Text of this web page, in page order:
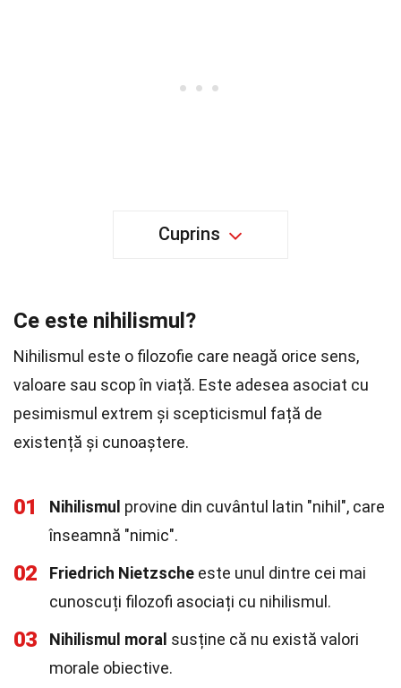
Cuprins
Ce este nihilismul?
Nihilismul este o filozofie care neagă orice sens,
valoare sau scop în viață. Este adesea asociat cu
pesimismul extrem și scepticismul față de
existență și cunoaștere.
01 Nihilismul provine din cuvântul latin "nihil", care
înseamnă "nimic".
02 Friedrich Nietzsche este unul dintre cei mai
cunoscuți filozofi asociați cu nihilismul.
03 Nihilismul moral susține că nu există valori
morale obiective.